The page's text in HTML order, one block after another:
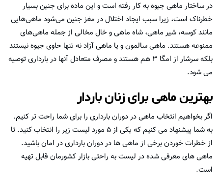
در ساختار ماهی جیوه به کار رفته است و این ماده برای جنین بسیار
خطرناک است، زیرا سبب ایجاد اختلال در مغز جنین می‌شود ماهی‌هایی
مانند کوسه، شیر ماهی، شاه ماهی و خال مخالی از جمله ماهی‌های
ممنوعه هستند. ماهی ‌سالمون و یا ماهی آزاد نه تنها حاوی جیوه نیستند
بلکه سرشار از امگا ۳ هم هستند و مصرف متعادل آنها در بارداری توصیه
می شود.
بهترین ماهی برای زنان باردار
اگر بخواهیم انتخاب ماهی در دوران بارداری را برای شما راحت تر کنیم.
به شما پیشنهاد می کنیم که یکی از ۵ مورد لیست زیر را انتخاب کنید. تا
از خطرات خوردن برخی از ماهی ها در دوران بارداری در امان باشید.
ماهی های معرفی شده در لیست به راحتی بازار کشورمان قابل تهیه
است.